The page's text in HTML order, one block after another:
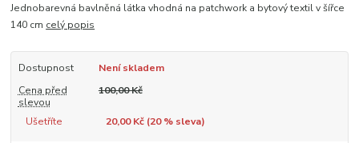
Jednobarevná bavlněná látka vhodná na patchwork a bytový textil v šířce
140 cm celý popis
Dostupnost
Není skladem
Cena před
slevou
100,00 Kč
Ušetříte 20,00 Kč (20% sleva)